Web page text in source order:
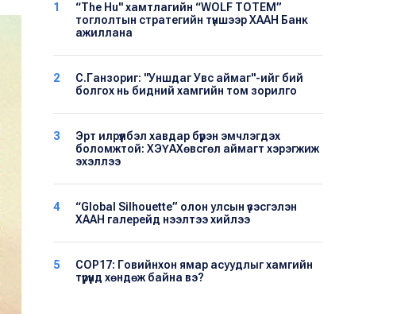
1
“The Hu" хамтлагийн “WOLF TOTEM”
тоглолтын стратегийн түншээр ХААН Банк
ажиллана
2
С.Ганзориг: "Уншдаг Увс аймаг"-ийг бий
болгох нь бидний хамгийн том зорилго
3
Эрт илрүүлбэл хавдар бүрэн эмчлэгдэх
боломжтой: ХЭҮА​Хөвсгөл аймагт хэрэгжиж
эхэллээ
4
“Global Silhouette” олон улсын үзэсгэлэн
ХААН галерейд нээлтээ хийлээ
5
COP17: Говийнхон ямар асуудлыг хамгийн
түрүүнд хөндөж байна вэ?